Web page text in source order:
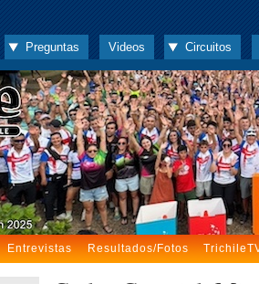
Preguntas Videos Circuitos
Entrevistas Resultados/Fotos